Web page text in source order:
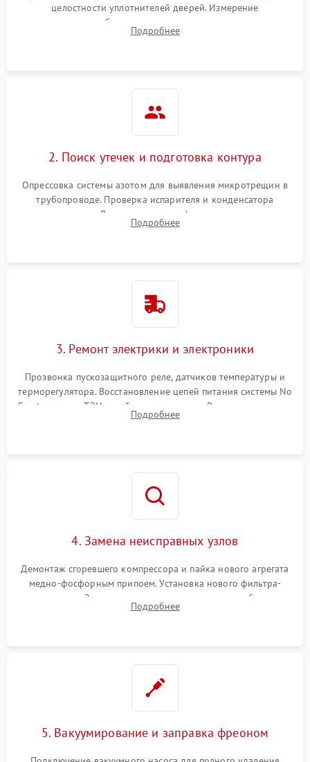
целостности уплотнителей дверей. Измерение
сопротивления обмоток мотора, проверка термостата и
считывание кодов ошибок с электронного дисплея.
Подробнее
2. Поиск утечек и подготовка контура
Опрессовка системы азотом для выявления микротрещин в
трубопроводе. Проверка испарителя и конденсатора
течеискателем. Демонтаж старого фильтра-осушителя и
продувка капиллярной трубки для устранения засоров.
Подробнее
3. Ремонт электрики и электроники
Прозвонка пускозащитного реле, датчиков температуры и
терморегулятора. Восстановление цепей питания системы No
Frost, включая ТЭН оттайки и вентилятор. Ремонт или замена
платы управления при сбоях алгоритмов.
Подробнее
4. Замена неисправных узлов
Демонтаж сгоревшего компрессора и пайка нового агрегата
медно-фосфорным припоем. Установка нового фильтра-
осушителя. Замена изношенных вентиляторов обдува,
сломанных заслонок или поврежденных дверных петель.
Подробнее
5. Вакуумирование и заправка фреоном